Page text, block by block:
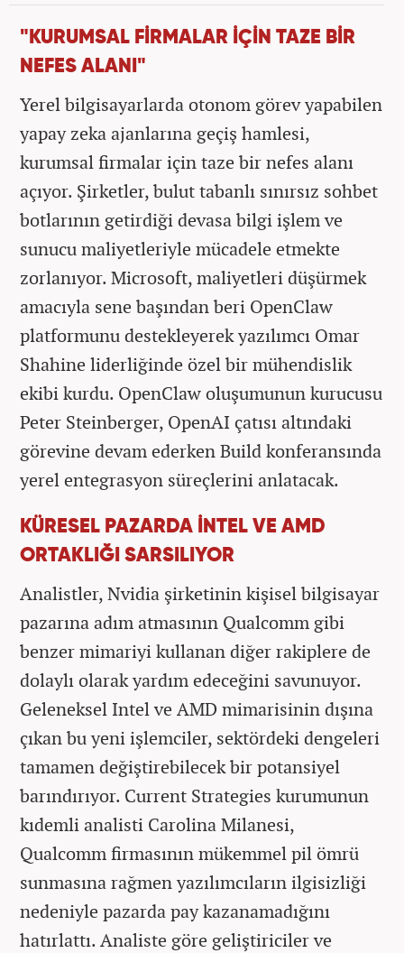
"KURUMSAL FİRMALAR İÇİN TAZE BİR
NEFES ALANI"
Yerel bilgisayarlarda otonom görev yapabilen
yapay zeka ajanlarına geçiş hamlesi,
kurumsal firmalar için taze bir nefes alanı
açıyor. Şirketler, bulut tabanlı sınırsız sohbet
botlarının getirdiği devasa bilgi işlem ve
sunucu maliyetleriyle mücadele etmekte
zorlanıyor. Microsoft, maliyetleri düşürmek
amacıyla sene başından beri OpenClaw
platformunu destekleyerek yazılımcı Omar
Shahine liderliğinde özel bir mühendislik
ekibi kurdu. OpenClaw oluşumunun kurucusu
Peter Steinberger, OpenAI çatısı altındaki
görevine devam ederken Build konferansında
yerel entegrasyon süreçlerini anlatacak.
KÜRESEL PAZARDA İNTEL VE AMD
ORTAKLIĞI SARSILIYOR
Analistler, Nvidia şirketinin kişisel bilgisayar
pazarına adım atmasının Qualcomm gibi
benzer mimariyi kullanan diğer rakiplere de
dolaylı olarak yardım edeceğini savunuyor.
Geleneksel Intel ve AMD mimarisinin dışına
çıkan bu yeni işlemciler, sektördeki dengeleri
tamamen değiştirebilecek bir potansiyel
barındırıyor. Current Strategies kurumunun
kıdemli analisti Carolina Milanesi,
Qualcomm firmasının mükemmel pil ömrü
sunmasına rağmen yazılımcıların ilgisizliği
nedeniyle pazarda pay kazanamadığını
hatırlattı. Analiste göre geliştiriciler ve